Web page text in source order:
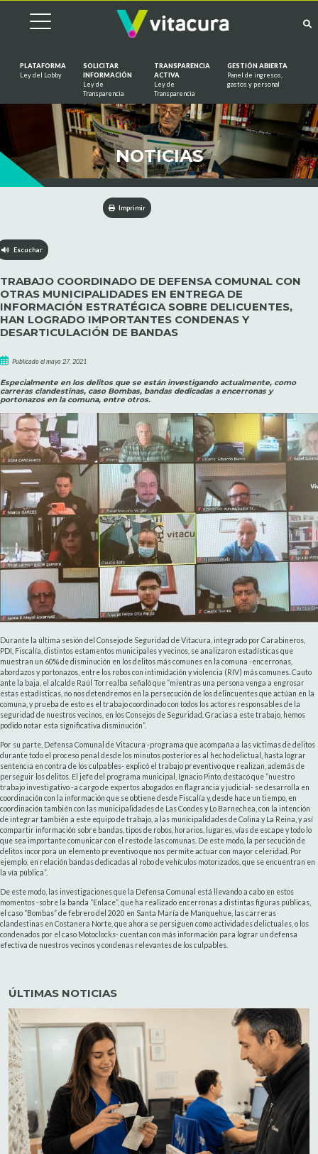
PLATAFORMA
Ley del Lobby
SOLICITAR
INFORMACIÓN
Ley de
Transparencia
TRANSPARENCIA
ACTIVA
Ley de
Transparencia
GESTIÓN ABIERTA
Panel de ingresos,
gastos y personal
NOTICIAS
Imprimir
Escuchar
TRABAJO COORDINADO DE DEFENSA COMUNAL CON
OTRAS MUNICIPALIDADES EN ENTREGA DE
INFORMACIÓN ESTRATÉGICA SOBRE DELICUENTES,
HAN LOGRADO IMPORTANTES CONDENAS Y
DESARTICULACIÓN DE BANDAS
Publicado el mayo 27, 2021
Especialmente en los delitos que se están investigando actualmente, como
carreras clandestinas, caso Bombas, bandas dedicadas a encerronas y
portonazos en la comuna, entre otros.
Durante la última sesión del Consejo de Seguridad de Vitacura, integrado por Carabineros,
PDI, Fiscalía, distintos estamentos municipales y vecinos, se analizaron estadísticas que
muestran un 60% de disminución en los delitos más comunes en la comuna -encerronas,
abordazos y portonazos, entre los robos con intimidación y violencia (RIV) más comunes. Cauto
ante la baja, el alcalde Raúl Torrealba señaló que “mientras una persona venga a engrosar
estas estadísticas, no nos detendremos en la persecución de los delincuentes que actúan en la
comuna, y prueba de esto es el trabajo coordinado con todos los actores responsables de la
seguridad de nuestros vecinos, en los Consejos de Seguridad. Gracias a este trabajo, hemos
podido notar esta significativa disminución”.
Por su parte, Defensa Comunal de Vitacura -programa que acompaña a las víctimas de delitos
durante todo el proceso penal desde los minutos posteriores al hecho delictual, hasta lograr
sentencia en contra de los culpables- explicó el trabajo preventivo que realizan, además de
perseguir los delitos. El jefe del programa municipal, Ignacio Pinto, destacó que “nuestro
trabajo investigativo -a cargo de expertos abogados en flagrancia y judicial- se desarrolla en
coordinación con la información que se obtiene desde Fiscalía y, desde hace un tiempo, en
coordinación también con las municipalidades de Las Condes y Lo Barnechea, con la intención
de integrar también a este equipo de trabajo, a las municipalidades de Colina y La Reina, y así
compartir información sobre bandas, tipos de robos, horarios, lugares, vías de escape y todo lo
que sea importante comunicar con el resto de las comunas. De este modo, la persecución de
delitos incorpora un elemento preventivo que nos permite actuar con mayor celeridad. Por
ejemplo, en relación bandas dedicadas al robo de vehículos motorizados, que se encuentran en
la vía pública”.
De este modo, las investigaciones que la Defensa Comunal está llevando a cabo en estos
momentos -sobre la banda “Enlace”, que ha realizado encerronas a distintas figuras públicas,
el caso “Bombas” de febrero del 2020 en Santa María de Manquehue, las carreras
clandestinas en Costanera Norte, que ahora se persiguen como actividades delictuales, o los
condenados por el caso Motoclocks- cuentan con más información para lograr un defensa
efectiva de nuestros vecinos y condenas relevantes de los culpables.
ÚLTIMAS NOTICIAS